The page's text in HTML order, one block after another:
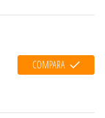
COMPARA